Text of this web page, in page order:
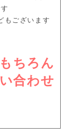
もございます
ちろん
合わせ